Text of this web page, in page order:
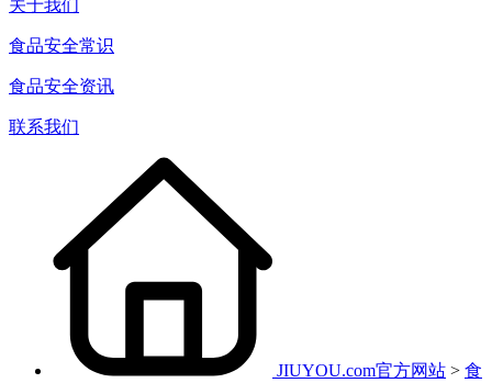
关于我们
食品安全常识
食品安全资讯
联系我们
JIUYOU.com官方网站 > 食